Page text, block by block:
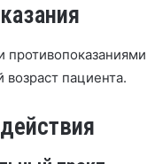
возраст пациента.